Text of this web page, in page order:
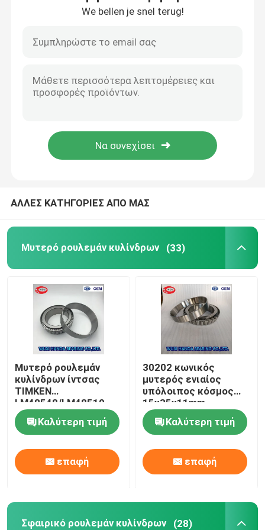
Ειδήσεις
Κυλινδρικό ρουλεμάν κυλίνδρων
Βαθύς ένσφαιρος τριβέας αυλακιού
Γωνιακός ένσφαιρος τριβέας επαφών
Ρουλεμάν φραγμών μαξιλαριών
Ένσφαιρος τριβέας SKF
We bellen je snel terug!
ΑΛΛΕΣ ΚΑΤΗΓΟΡΙΕΣ ΑΠΟ ΜΑΣ
Μυτερό ρουλεμάν κυλίνδρων (33)
Μυτερό ρουλεμάν
κυλίνδρων ίντσας
TIMKEN
LM48548/LM48510
LM48548/LM48511A
Καλύτερη τιμή
επαφή
30202 κωνικός
μυτερός ενιαίος
υπόλοιπος κόσμος
15x35x11mm
ρουλεμάν κυλίνδρων
SKF για τον
αεροσυμπιεστή
Καλύτερη τιμή
επαφή
Σφαιρικό ρουλεμάν κυλίνδρων (28)